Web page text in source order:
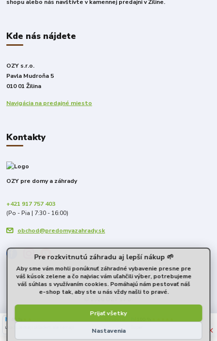
shopu alebo nás navštívte v kamennej predajni v Žiline.
Kde nás nájdete
OZY s.r.o.
Pavla Mudroňa 5
010 01 Žilina
Navigácia na predajné miesto
Kontakty
OZY pre domy a záhrady
+421 917 757 403
(Po - Pia | 7:30 - 16:00)
obchod@predomyazahrady.sk
Pre rozkvitnutú záhradu aj lepší nákup 🌱
Aby sme vám mohli ponúknuť záhradné vybavenie presne pre
váš kúsok zelene a čo najviac vám uľahčili výber, potrebujeme
váš súhlas s využívaním cookies. Pomáhajú nám pestovať náš
e-shop tak, aby ste u nás vždy našli to pravé.
Nastavenia
Prijať všetky
×
40 %
uvádí, že mají skladem, ale nemají